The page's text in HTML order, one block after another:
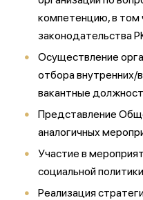
компетенцию, в том
законодательства
Осуществление
отбора внутренних/
вакантные
Представление
аналогичных
Участие в
социальной
Реализация